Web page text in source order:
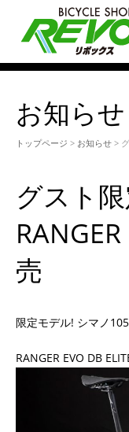
お知らせ
トップページ > お知らせ >
グスト
売
限定モデル! シマノ
RANGER EVO DB